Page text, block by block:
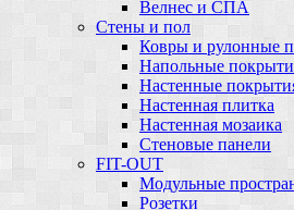
Велнес и СПА
Стены и пол
Ковры и рулонные
Напольные
Настенные
Настенная плитка
Настенная мозаика
Стеновые панели
FIT-OUT
Модульные
Розетки